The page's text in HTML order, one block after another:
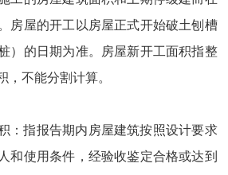
房屋的开工以房屋正式开始破土刨槽
）的日期为准。房屋新开工面积指整
，不能分割计算。
指报告期内房屋建筑按照设计要求
和使用条件，经验收鉴定合格或达到